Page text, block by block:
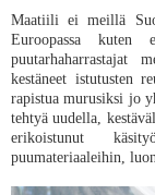
Maatiili ei meillä
Euroopassa kuten
puutarhaharrastajat
kestäneet istutusten
rapistua murusiksi jo
tehtyä uudella,
erikoistunut
puumateriaaleihin,